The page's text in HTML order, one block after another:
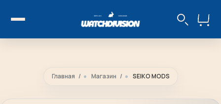
Главная Магазин SEIKO MODS